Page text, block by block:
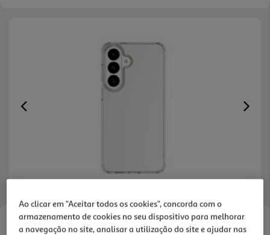
Previous
Faça a sua avaliação
Ao clicar em "Aceitar todos os cookies", concorda com o
armazenamento de cookies no seu dispositivo para melhorar
a navegação no site, analisar a utilização do site e ajudar nas